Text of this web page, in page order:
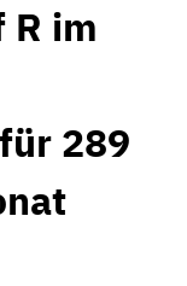
R im
289